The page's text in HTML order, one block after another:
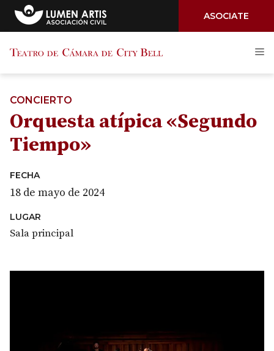
ASOCIATE
contenido
CONCIERTO
Orquesta atípica «Segundo
Tiempo»
FECHA
18 de mayo de 2024
LUGAR
Sala principal